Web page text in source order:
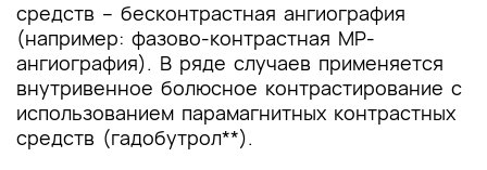
средств – бесконтрастная ангиография
(например: фазово-контрастная МР-
ангиография). В ряде случаев применяется
внутривенное болюсное контрастирование с
использованием парамагнитных контрастных
средств (гадобутрол**).